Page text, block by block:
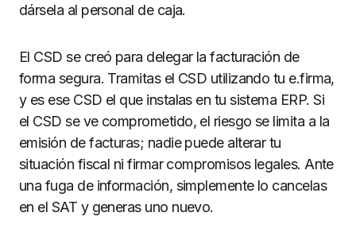
dársela al personal de caja.
El CSD se creó para delegar la facturación de
forma segura. Tramitas el CSD utilizando tu e.firma,
y es ese CSD el que instalas en tu sistema ERP. Si
el CSD se ve comprometido, el riesgo se limita a la
emisión de facturas; nadie puede alterar tu
situación fiscal ni firmar compromisos legales. Ante
una fuga de información, simplemente lo cancelas
en el SAT y generas uno nuevo.